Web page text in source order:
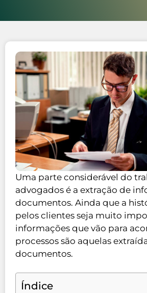
Uma parte considerável do
advogados é a extração de
documentos. Ainda que a
pelos clientes seja muito
informações que vão para
processos são aquelas
documentos.
Índice